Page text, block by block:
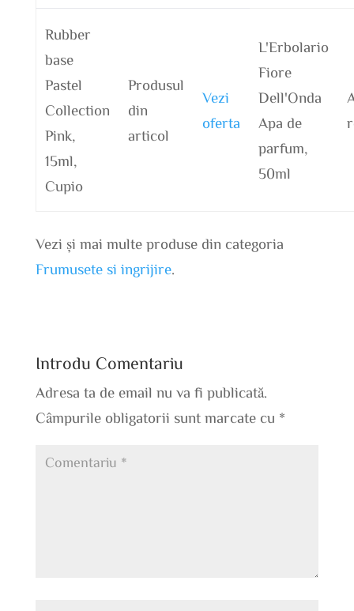
Rubber
base
Pastel
Collection
Pink,
15ml,
Cupio
Produsul
din
articol
Vezi
oferta
L'Erbolario
Fiore
Dell'Onda
Apa de
parfum,
50ml
Vezi și mai multe produse din categoria
Frumusete si ingrijire.
Introdu Comentariu
Adresa ta de email nu va fi publicată.
Câmpurile obligatorii sunt marcate cu *